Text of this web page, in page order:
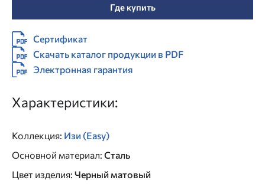
Где купить
Сертификат
Скачать каталог продукции в PDF
Электронная гарантия
Характеристики:
Коллекция: Изи (Easy)
Основной материал: Сталь
Цвет изделия: Черный матовый